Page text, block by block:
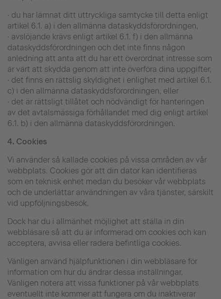
· du har lämnat ditt uttryckliga samtycke till detta enligt
artikel 6.1. a) i den allmänna dataskyddsförordningen,
· avslöjande krävs enligt artikel 6.1. f) i den allmänna
dataskyddsförordningen och det inte finns någon
anledning att anta att du har ett överordnat intresse som
är värt att skydda genom att inte överföra dina uppgifter,
· det finns en rättslig skyldighet i enlighet med artikel 6.1.
c) i den allmänna dataskyddsförordningen, eller
· det är rättsligt tillåtet och nödvändigt för hanteringen
av det avtalsmässiga förhållandet med dig enligt artikel
6.1. b) i den allmänna dataskyddsförordningen.
4. Cookies
Vi använder så kallade cookies på vissa områden av vår
webbplats. Cookies gör att din dator kan identifieras
som en teknisk enhet medan du besöker vår webbplats
och de underlättar användningen av våra tjänster, särskilt
vid uppföljningsbesök.
Dock har du i allmänhet möjlighet att ställa in din
webbläsare så att du är informerad om cookies och kan
acceptera, avvisa eller radera befintliga cookies.
Vänligen använd hjälpfunktionen i din webbläsare för
information om hur du ändrar dessa inställningar.
Vänligen notera att vissa funktioner på vår webbplats
eventuellt inte kommer att fungera om du inaktiverar